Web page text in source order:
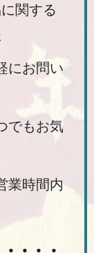
関する
にお問い
でもお気
業時間内